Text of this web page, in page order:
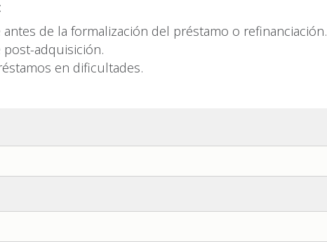
de la formalización del préstamo o refinanciación.
adquisición.
en dificultades.